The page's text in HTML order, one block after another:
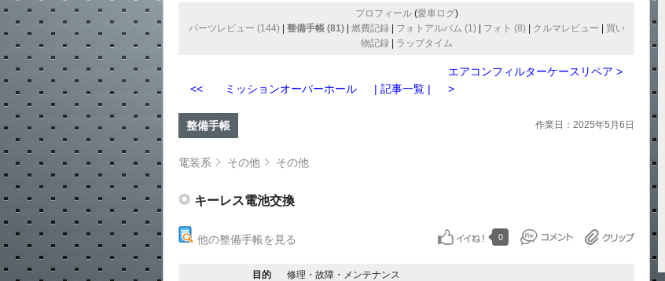
プロフィール(愛車ログ)
パーツレビュー (144)| 整備手帳 (81)| 燃費記録| フォトアルバム (1)| フォト (8)| クルマレビュー
買い
物記録| ラップタイム
<< ミッションオーバーホール | 記事一覧 |
エアコンフィルターケースリペア >
>
整備手帳 作業日：2025年5月6日
電装系 その他 その他
キーレス電池交換
他の整備手帳を見る 0
目的 修理・故障・メンテナンス